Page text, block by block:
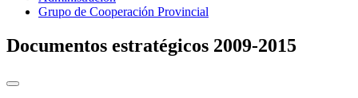
Grupo de Cooperación Provincial
Documentos estratégicos 2009-2015